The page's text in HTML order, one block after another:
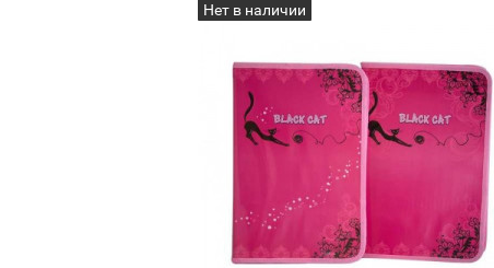
Нет в наличии